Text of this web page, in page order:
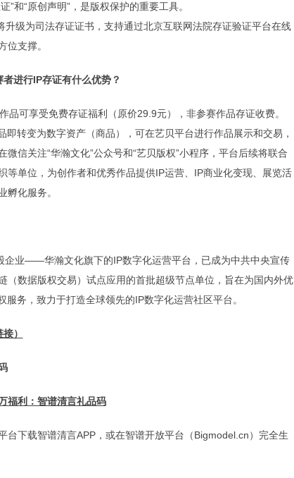
”和“原创声明”，是版权保护的重要工具。
升级为司法存证证书，支持通过北京互联网法院存证验证平台在线
位支撑。
进行IP存证有什么优势？
品可享受免费存证福利（原价29.9元），非参赛作品存证收费。
即转变为数字资产（商品），可在艺贝平台进行作品展示和交易，
微信关注“华瀚文化”公众号和“艺贝版权”小程序，平台后续将联合
等单位，为创作者和优秀作品提供IP运营、IP商业化变现、展览活
孵化服务。
企业——华瀚文化旗下的IP数字化运营平台，已成为中共中央宣传
（数据版权交易）试点应用的首批超级节点单位，旨在为国内外优
务，致力于打造全球领先的IP数字化运营社区平台。
）
福利：智谱清言礼品码
台下载智谱清言APP，或在智谱开放平台（Bigmodel.cn）完全生